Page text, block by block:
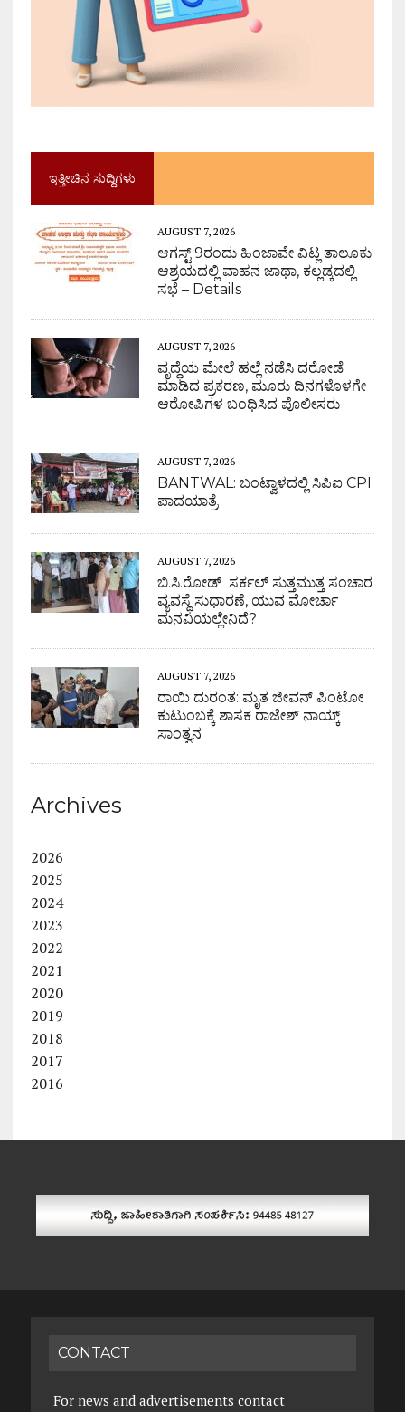
ಇತ್ತೀಚಿನ ಸುದ್ದಿಗಳು
AUGUST 7, 2026
ಆಗಸ್ಟ್ 9ರಂದು ಹಿಂಜಾವೇ ವಿಟ್ಲ ತಾಲೂಕು
ಆಶ್ರಯದಲ್ಲಿ ವಾಹನ ಜಾಥಾ, ಕಲ್ಲಡ್ಕದಲ್ಲಿ
ಸಭೆ – Details
AUGUST 7, 2026
ವೃದ್ಧೆಯ ಮೇಲೆ ಹಲ್ಲೆ ನಡೆಸಿ ದರೋಡೆ
ಮಾಡಿದ ಪ್ರಕರಣ, ಮೂರು ದಿನಗಳೊಳಗೇ
ಆರೋಪಿಗಳ ಬಂಧಿಸಿದ ಪೊಲೀಸರು
AUGUST 7, 2026
BANTWAL: ಬಂಟ್ವಾಳದಲ್ಲಿ ಸಿಪಿಐ CPI
ಪಾದಯಾತ್ರೆ
AUGUST 7, 2026
ಬಿ.ಸಿ.ರೋಡ್ ಸರ್ಕಲ್ ಸುತ್ತಮುತ್ತ ಸಂಚಾರ
ವ್ಯವಸ್ಥೆ ಸುಧಾರಣೆ, ಯುವ ಮೋರ್ಚಾ
ಮನವಿಯಲ್ಲೇನಿದೆ?
AUGUST 7, 2026
ರಾಯಿ ದುರಂತ: ಮೃತ ಜೀವನ್ ಪಿಂಟೋ
ಕುಟುಂಬಕ್ಕೆ ಶಾಸಕ ರಾಜೇಶ್ ನಾಯ್ಕ್
ಸಾಂತ್ವನ
Archives
2026
2025
2024
2023
2022
2021
2020
2019
2018
2017
2016
CONTACT
For news and advertisements contact